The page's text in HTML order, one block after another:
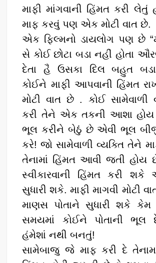
માફી માંગવાની હિંમત કરી લેતું
માફ કરવું પણ એક મોટી વાત છે.
એક ફિલ્મનો ડાયલોગ પણ છે
સે કોઈ છોટા બડા નહીં હોતા
દેતા હૈ ઉસકા દિલ બહુત બડા
કોઈને માફી આપવાની હિંમત
મોટી વાત છે . કોઈ સામેવાળી
કરી તેને એક તકની આશા
ભૂલ કરીને બેઠું છે એવી ભૂલ
કરે! જો સામેવાળી વ્યક્તિ તેને
તેનામાં હિંમત આવી જતી
સ્વીકારવાની હિંમત કરી શકે
સુધારી શકે. માફી માગવી મોટી
માણસ પોતાને સુધારી શકે
સમયમાં કોઈને પોતાની ભૂલ
હંમેશાં નથી બનતું!
સામેબાજુ જે માફ કરી દે